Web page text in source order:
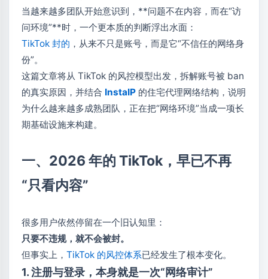
当越来越多团队开始意识到，**问题不在内容，而在“访
问环境”**时，一个更本质的判断浮出水面：
TikTok 封的 ，从来不只是账号，而是它“不信任的网络身
份”。
这篇文章将从 TikTok 的风控模型出发，拆解账号被 ban
的真实原因，并结合 InstaIP 的住宅代理网络结构，说明
为什么越来越多成熟团队，正在把“网络环境”当成一项长
期基础设施来构建。
一、2026 年的 TikTok，早已不再
“只看内容”
很多用户依然停留在一个旧认知里：
只要不违规，就不会被封。
但事实上， TikTok 的风控体系已经发生了根本变化。
1. 注册与登录，本身就是一次“网络审计”